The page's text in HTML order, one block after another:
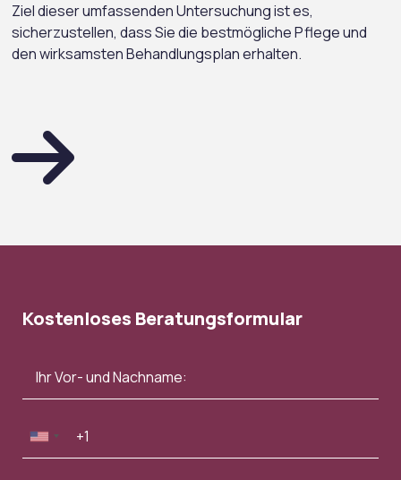
Ziel dieser umfassenden Untersuchung ist es,
sicherzustellen, dass Sie die bestmögliche Pflege und
den wirksamsten Behandlungsplan erhalten.
Kostenloses Beratungsformular